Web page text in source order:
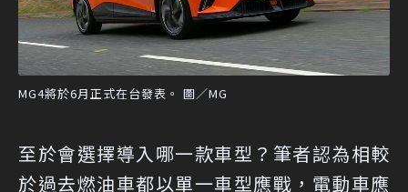
MG4將於6月正式在台發表。 圖／MG
至於會選擇導入哪一款車型？筆者認為相較
於過去燃油車都以單一車型應戰，電動車應